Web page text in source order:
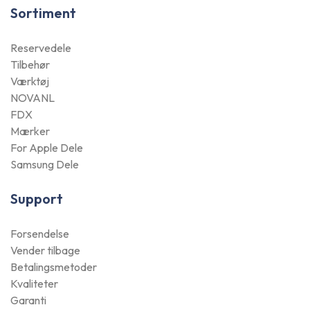
Sortiment
Reservedele
Tilbehør
Værktøj
NOVANL
FDX
Mærker
For Apple Dele
Samsung Dele
Support
Forsendelse
Vender tilbage
Betalingsmetoder
Kvaliteter
Garanti